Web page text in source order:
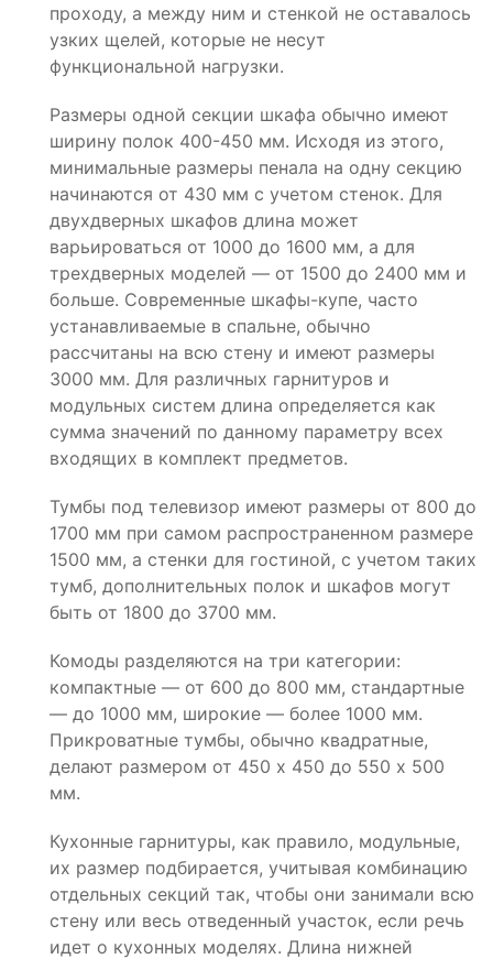
проходу, а между ним и стенкой не оставалось
узких щелей, которые не несут
функциональной нагрузки.
Размеры одной секции шкафа обычно имеют
ширину полок 400-450 мм. Исходя из этого,
минимальные размеры пенала на одну секцию
начинаются от 430 мм с учетом стенок. Для
двухдверных шкафов длина может
варьироваться от 1000 до 1600 мм, а для
трехдверных моделей — от 1500 до 2400 мм и
больше. Современные шкафы-купе, часто
устанавливаемые в спальне, обычно
рассчитаны на всю стену и имеют размеры
3000 мм. Для различных гарнитуров и
модульных систем длина определяется как
сумма значений по данному параметру всех
входящих в комплект предметов.
Тумбы под телевизор имеют размеры от 800 до
1700 мм при самом распространенном размере
1500 мм, а стенки для гостиной, с учетом таких
тумб, дополнительных полок и шкафов могут
быть от 1800 до 3700 мм.
Комоды разделяются на три категории:
компактные — от 600 до 800 мм, стандартные
— до 1000 мм, широкие — более 1000 мм.
Прикроватные тумбы, обычно квадратные,
делают размером от 450 х 450 до 550 х 500
мм.
Кухонные гарнитуры, как правило, модульные,
их размер подбирается, учитывая комбинацию
отдельных секций так, чтобы они занимали всю
стену или весь отведенный участок, если речь
идет о кухонных моделях. Длина нижней